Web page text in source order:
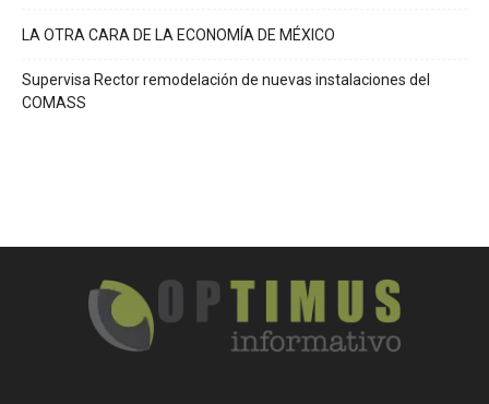
LA OTRA CARA DE LA ECONOMÍA DE MÉXICO
Supervisa Rector remodelación de nuevas instalaciones del
COMASS